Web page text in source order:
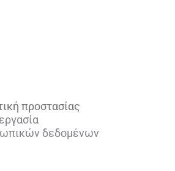
προστασίας
δεδομένων